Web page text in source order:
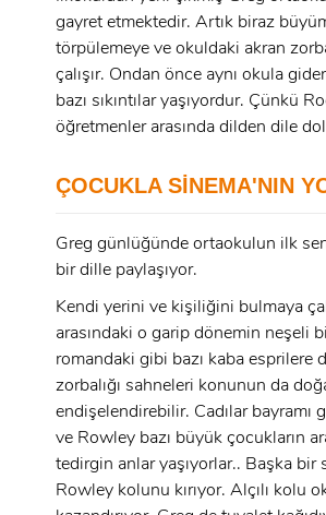
GIRIŞ
E-Posta:
Şifre:
Beni Hatırla
GIRIŞ
ÜYE OL
E-Posta:
Şifre:
ÜYE OL
gayret etmektedir. Artık biraz
törpülemeye ve okuldaki akran
çalışır. Ondan önce aynı okula
bazı sıkıntılar yaşıyordur. Çünkü
öğretmenler arasında dilden dile
ÇOCUKLA SİNEMA'NIN
Greg günlüğünde ortaokulun ilk
bir dille paylaşıyor.
Kendi yerini ve kişiliğini bulmaya
arasındaki o garip dönemin neşeli
romandaki gibi bazı kaba esprilere
zorbalığı sahneleri konunun da
endişelendirebilir. Cadılar bayramı
ve Rowley bazı büyük çocukların
tedirgin anlar yaşıyorlar.. Başka
Rowley kolunu kırıyor. Alçılı kolu